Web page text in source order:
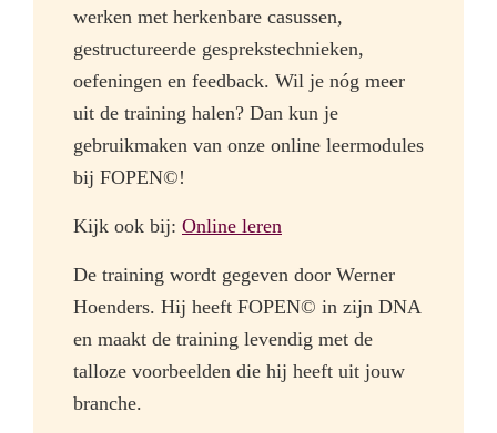
werken met herkenbare casussen,
gestructureerde gesprekstechnieken,
oefeningen en feedback. Wil je nóg meer
uit de training halen? Dan kun je
gebruikmaken van onze online leermodules
bij FOPEN©!
Kijk ook bij: Online leren
De training wordt gegeven door Werner
Hoenders. Hij heeft FOPEN© in zijn DNA
en maakt de training levendig met de
talloze voorbeelden die hij heeft uit jouw
branche.